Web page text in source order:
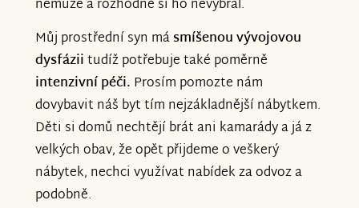
nemůže a rozhodně si ho nevybral.
Můj prostřední syn másmíšenou vývojovou
dysfáziitudíž potřebuje také poměrně
intenzivní péči. Prosím pomozte nám
dovybavit náš byt tím nejzákladnější nábytkem.
Děti si domů nechtějí brát ani kamarády a já z
velkých obav, že opět přijdeme o veškerý
nábytek, nechci využívat nabídek za odvoz a
podobně.